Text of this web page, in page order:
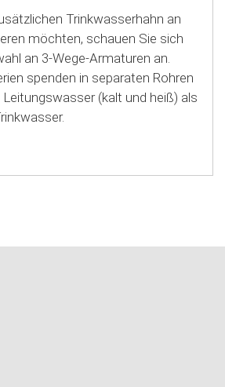
Trinkwasserhahn an
möchten, schauen Sie sich
an 3-Wege-Armaturen an.
spenden in separaten Rohren
(kalt und heiß) als